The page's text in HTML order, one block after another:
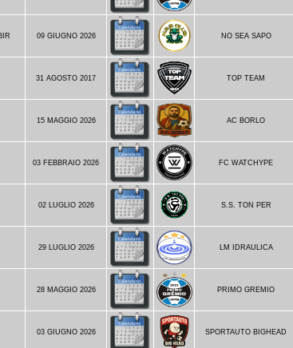
09 GIUGNO 2026 NO SEA SAPO
31 AGOSTO 2017 TOP TEAM
15 MAGGIO 2026 AC BORLO
03 FEBBRAIO 2026 FC WATCHYPE
02 LUGLIO 2026 S.S. TON PER
29 LUGLIO 2026 LM IDRAULICA
28 MAGGIO 2026 PRIMO GREMIO
03 GIUGNO 2026 SPORTAUTO BIGHEAD